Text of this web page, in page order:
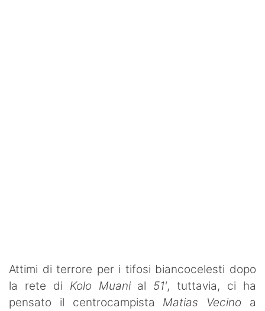
Attimi di terrore per i tifosi biancocelesti dopo
la rete di Kolo Muanial 51', tuttavia, ci ha
pensato il centrocampista Matias Vecino a